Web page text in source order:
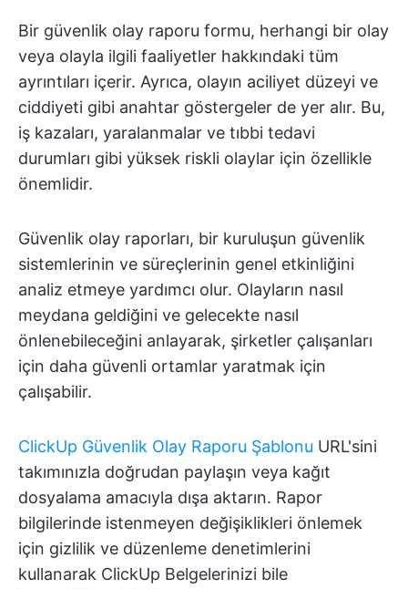
Bir güvenlik olay raporu formu, herhangi bir olay
veya olayla ilgili faaliyetler hakkındaki tüm
ayrıntıları içerir. Ayrıca, olayın aciliyet düzeyi ve
ciddiyeti gibi anahtar göstergeler de yer alır. Bu,
iş kazaları, yaralanmalar ve tıbbi tedavi
durumları gibi yüksek riskli olaylar için özellikle
önemlidir.
Güvenlik olay raporları, bir kuruluşun güvenlik
sistemlerinin ve süreçlerinin genel etkinliğini
analiz etmeye yardımcı olur. Olayların nasıl
meydana geldiğini ve gelecekte nasıl
önlenebileceğini anlayarak, şirketler çalışanları
için daha güvenli ortamlar yaratmak için
çalışabilir.
ClickUp Güvenlik Olay Raporu Şablonu URL'sini
takımınızla doğrudan paylaşın veya kağıt
dosyalama amacıyla dışa aktarın. Rapor
bilgilerinde istenmeyen değişiklikleri önlemek
için gizlilik ve düzenleme denetimlerini
kullanarak ClickUp Belgelerinizi bile